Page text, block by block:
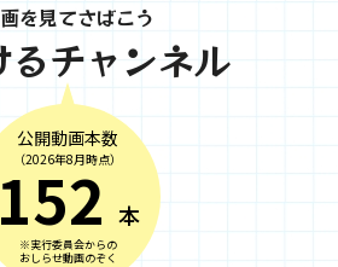
を見てさばこう
るチャンネル
公開動画本数
（2026年8月時点）
152 本
※実行委員会からの
おしらせ動画のぞく